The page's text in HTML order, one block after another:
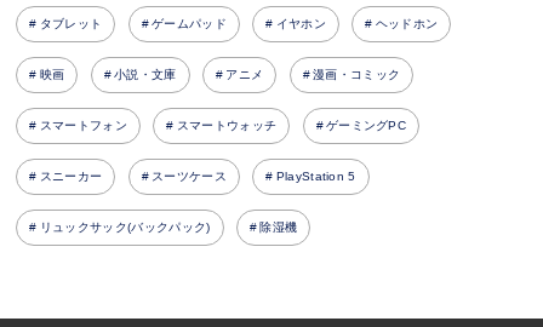
タブレット ゲームパッド イヤホン ヘッドホン
映画 小説・文庫 アニメ 漫画・コミック
スマートフォン スマートウォッチ ゲーミングPC
スニーカー スーツケース PlayStation 5
リュックサック(バックパック) 除湿機